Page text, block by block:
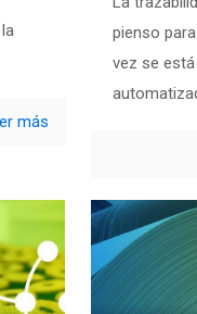
más
pienso
vez se